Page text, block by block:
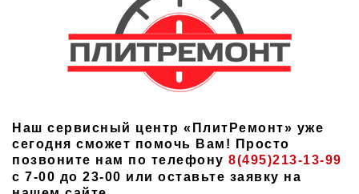
Наш сервисный центр «ПлитРемонт» уже
сегодня сможет помочь Вам! Просто
позвоните нам по телефону 8(495)213-13-99
с 7-00 до 23-00 или оставьте заявку на